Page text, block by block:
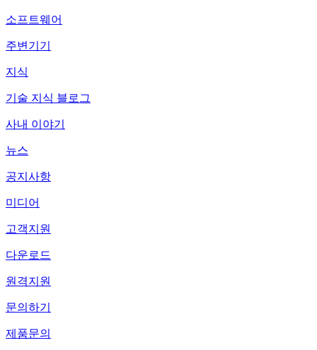
소프트웨어
주변기기
지식
기술 지식 블로그
사내 이야기
뉴스
공지사항
미디어
고객지원
다운로드
원격지원
문의하기
제품문의